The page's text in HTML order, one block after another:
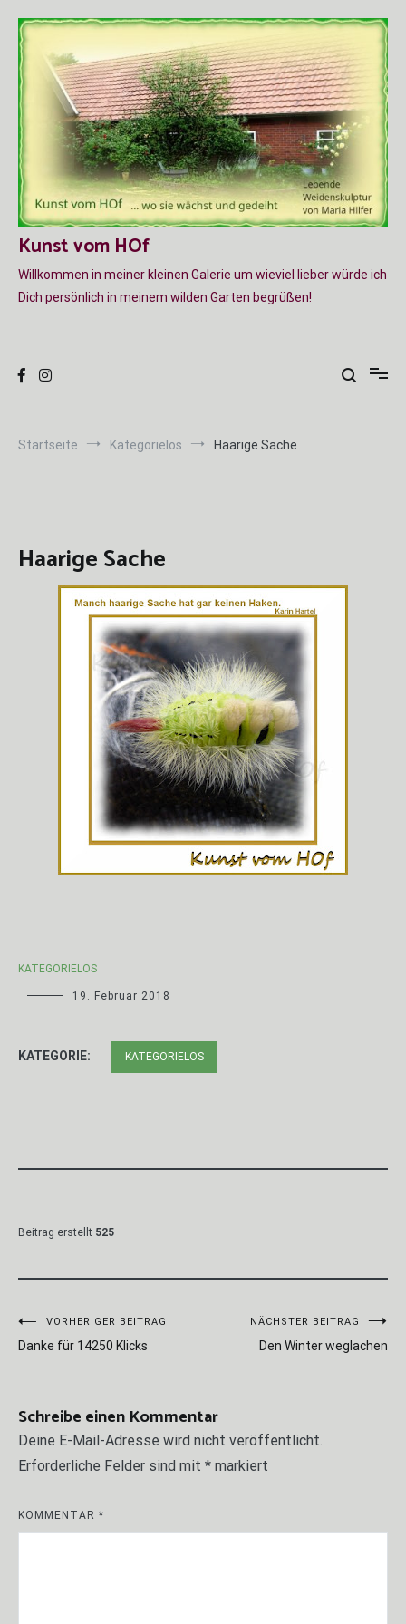
Inhalt
springen
Kunst vom HOf
Willkommen in meiner kleinen Galerie um wieviel lieber würde ich
Dich persönlich in meinem wilden Garten begrüßen!
Startseite Kategorielos Haarige Sache
Haarige Sache
KATEGORIELOS
19. Februar 2018
KATEGORIE: KATEGORIELOS
Beitrag erstellt 525
Beitragsnavigation
VORHERIGER BEITRAG
Danke für 14250 Klicks
NÄCHSTER BEITRAG
Den Winter weglachen
Schreibe einen Kommentar
Deine E-Mail-Adresse wird nicht veröffentlicht.
Erforderliche Felder sind mit * markiert
KOMMENTAR *